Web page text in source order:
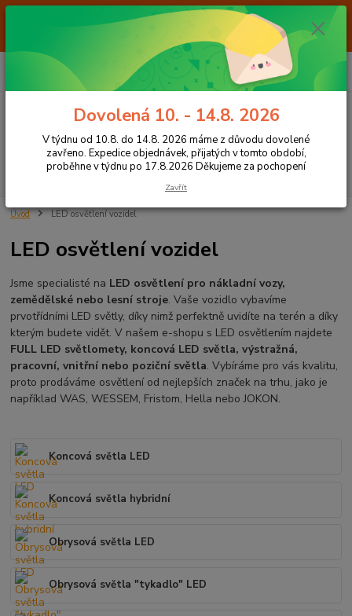
Od 7.8. do 14.8. 2026 máme z důvodu dovolené ZAVŘENO. Expedice
objednávek, přijatých v tomto období, proběhne v týdnu po 17.8.2026
Děkujeme za pochopení
CZK
Hledat
+420 605 283 713
za0,00 Kč
Úvod LED osvětlení vozidel
LED osvětlení vozidel
Jsme specialisté na LED osvětlení pro nákladní vozy,
zemědělské nebo lesní stroje. Vaše vozidlo vybavíme
prvotřídními LED světly, díky nimž perfektně uvidíte na terén a díky
kterým budete vidět. V našem e-shopu s LED osvětlením najdete
FULL LED světlomety, koncová LED světla, výstražná,
pracovní, vnitřní nebo poziční světla. Vybíráme pro vás kvalitu,
proto prodáváme osvětlení od nejlepších značek na trhu, jako je
například WAS, WESSEM, Fristom, Hella nebo JOKON.
Koncová světla LED
Koncová světla hybridní
Obrysová světla LED
Obrysová světla "tykadlo" LED
Dovolená 10. - 14.8. 2026
V týdnu od 10.8. do 14.8. 2026 máme z důvodu dovolené
zavřeno. Expedice objednávek, přijatých v tomto období,
proběhne v týdnu po 17.8.2026 Děkujeme za pochopení
Zavřít